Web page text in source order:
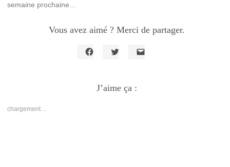
semaine prochaine…
Vous avez aimé ? Merci de partager.
Facebook(ouvre
dans
Twitter(ouvre
dans
J’aime ça :
chargement…